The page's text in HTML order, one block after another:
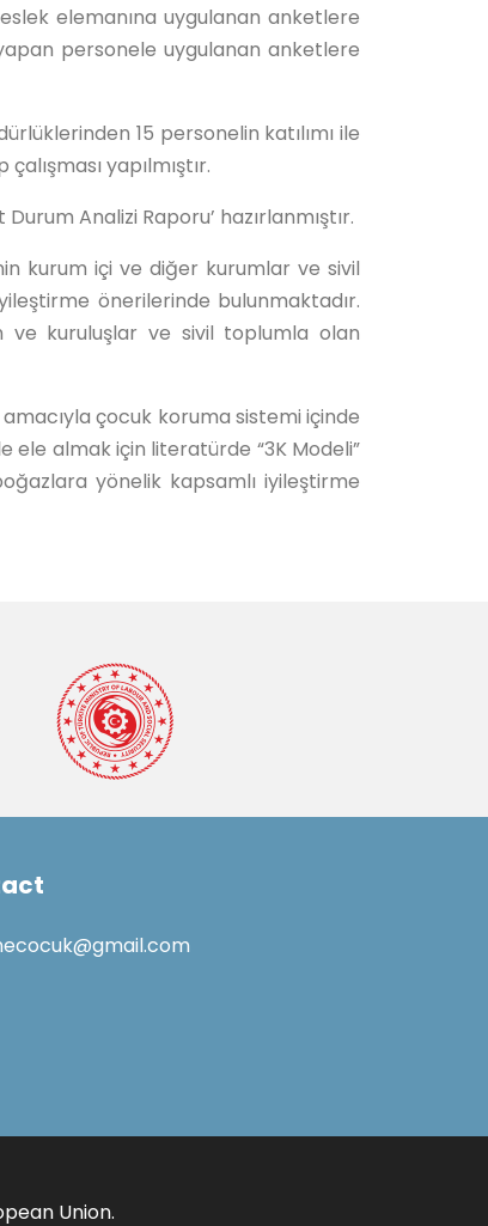
elemanına uygulanan anketlere
personele uygulanan anketlere
15 personelin katılımı ile
yapılmıştır.
Analizi Raporu’ hazırlanmıştır.
kurum içi ve diğer kurumlar ve sivil
önerilerinde bulunmaktadır.
ve kuruluşlar ve sivil toplumla olan
amacıyla çocuk koruma sistemi içinde
almak için literatürde “3K Modeli”
yönelik kapsamlı iyileştirme
Union.